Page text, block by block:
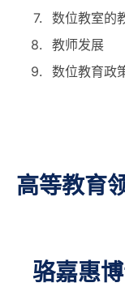
数位教室的
教师发展
数位教育政
高等教育
骆嘉惠